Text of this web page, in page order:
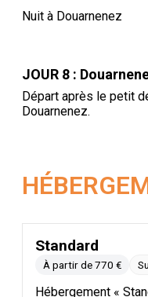
Nuit à Douarnenez
JOUR 8 :
Départ après le petit
Douarnenez.
Standard
À partir de 770 €
Hébergement «